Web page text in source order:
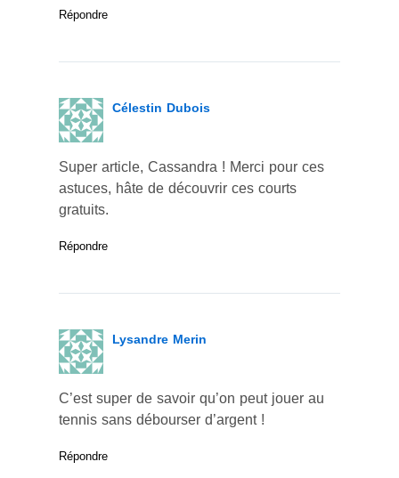
Répondre
Célestin Dubois
Super article, Cassandra ! Merci pour ces
astuces, hâte de découvrir ces courts
gratuits.
Répondre
Lysandre Merin
C’est super de savoir qu’on peut jouer au
tennis sans débourser d’argent !
Répondre